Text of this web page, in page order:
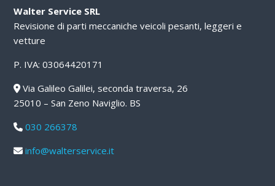
Walter Service SRL
Revisione di parti meccaniche veicoli pesanti, leggeri e
vetture
P. IVA: 03064420171
Via Galileo Galilei, seconda traversa, 26
25010 – San Zeno Naviglio. BS
030 266378
info@walterservice.it